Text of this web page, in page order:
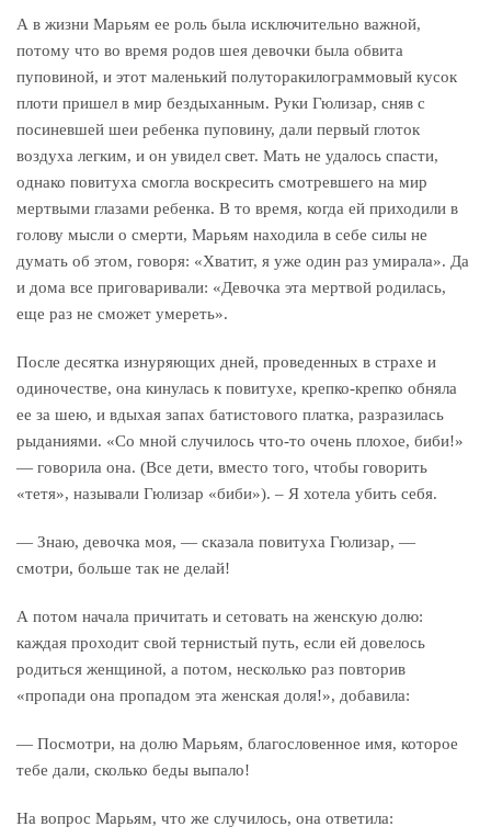
А в жизни Марьям ее роль была исключительно важной,
потому что во время родов шея девочки была обвита
пуповиной, и этот маленький полуторакилограммовый кусок
плоти пришел в мир бездыханным. Руки Гюлизар, сняв с
посиневшей шеи ребенка пуповину, дали первый глоток
воздуха легким, и он увидел свет. Мать не удалось спасти,
однако повитуха смогла воскресить смотревшего на мир
мертвыми глазами ребенка. В то время, когда ей приходили в
голову мысли о смерти, Марьям находила в себе силы не
думать об этом, говоря: «Хватит, я уже один раз умирала». Да
и дома все приговаривали: «Девочка эта мертвой родилась,
еще раз не сможет умереть».
После десятка изнуряющих дней, проведенных в страхе и
одиночестве, она кинулась к повитухе, крепко-крепко обняла
ее за шею, и вдыхая запах батистового платка, разразилась
рыданиями. «Со мной случилось что-то очень плохое, биби!»
— говорила она. (Все дети, вместо того, чтобы говорить
«тетя», называли Гюлизар «биби»). – Я хотела убить себя.
— Знаю, девочка моя, — сказала повитуха Гюлизар, —
смотри, больше так не делай!
А потом начала причитать и сетовать на женскую долю:
каждая проходит свой тернистый путь, если ей довелось
родиться женщиной, а потом, несколько раз повторив
«пропади она пропадом эта женская доля!», добавила:
— Посмотри, на долю Марьям, благословенное имя, которое
тебе дали, сколько беды выпало!
На вопрос Марьям, что же случилось, она ответила: